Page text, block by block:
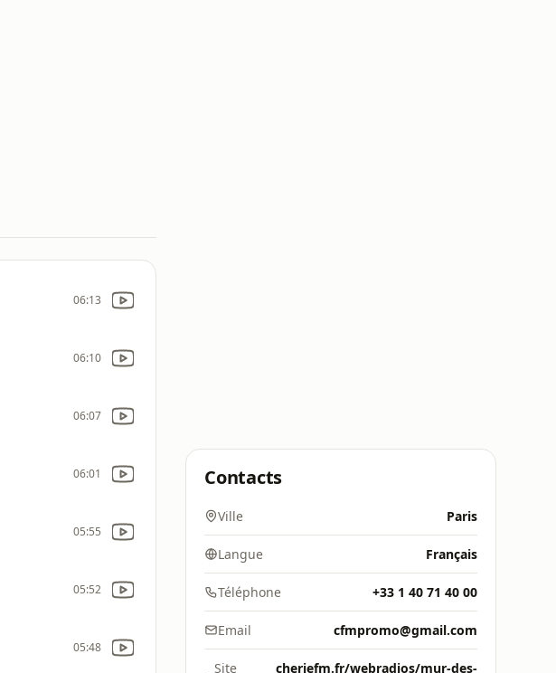
06:13
06:10
06:07
06:01
05:55
05:52
05:48
Contacts
Ville Paris
Langue Français
Téléphone +33 1 40 71 40 00
Email cfmpromo@gmail.com
Site
cheriefm.fr/webradios/mur-des-